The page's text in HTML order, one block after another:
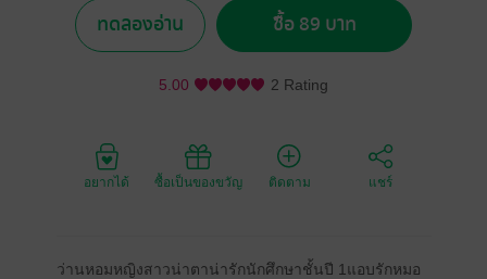
ทดลองอ่าน ซื้อ 89 บาท
5.00 2 Rating
อยากได้ ซื้อเป็นของขวัญ ติดตาม แชร์
ว่านหอมหญิงสาวน่าตาน่ารักนักศึกษาชั้นปี 1แอบรักหมอ